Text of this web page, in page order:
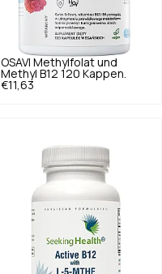
OSAVI Methylfolat und
Methyl B12 120 Kappen.
€11,63